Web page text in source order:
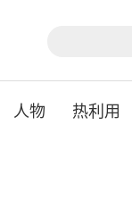
人物 热利用